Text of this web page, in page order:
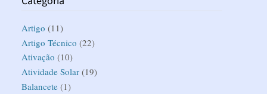
Artigo (11)
Artigo Técnico (22)
Ativação (10)
Atividade Solar (19)
Balancete (1)